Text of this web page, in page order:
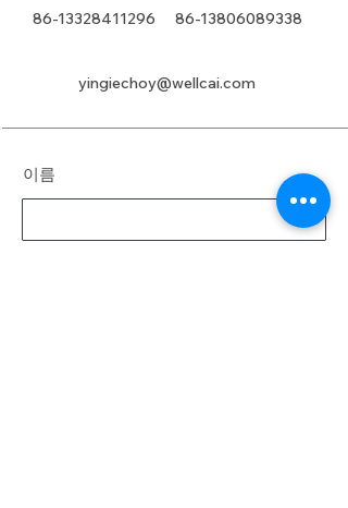
86-13328411296 86-13806089338
yingiechoy@wellcai.com
이름